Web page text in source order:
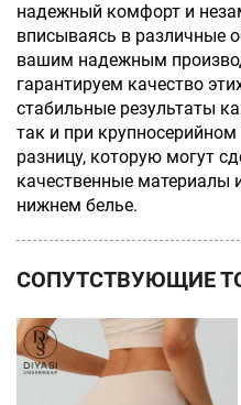
надежный комфорт и
вписываясь в различные
вашим надежным
гарантируем качество
стабильные результаты
так и при
разницу, которую могут
качественные материалы
нижнем белье.
СОПУТСТВУЮЩИЕ